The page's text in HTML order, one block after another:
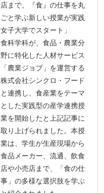
店まで。『食』の仕事を丸
ごと学ぶ新しい授業が実践
女子大学でスタート」
食科学科が、食品・農業分
野に特化した人材サービス
「農業ジョブ」を運営する
株式会社シンクロ・フード
と連携し、食産業をテーマ
とした実践型の産学連携授
業を開始したと上記記事に
取り上げられました。本授
業は、学生が生産現場から
食品メーカー、流通、飲食
店や小売店まで、「食の仕
事」の多様な選択肢を学ぶ